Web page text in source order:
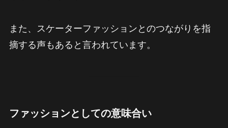
また、スケーターファッションとのつながりを指
摘する声もあると言われています。
ファッションとしての意味合い